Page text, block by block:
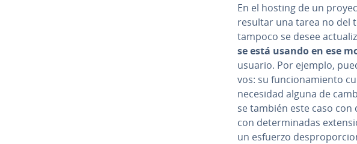
En el hosting de un
resultar una tarea no del
tampoco se desee
se está usando en ese
usuario. Por ejemplo,
vos: su fu­n­cio­na­mie­n­to
necesidad alguna de
se también este caso
con de­te­r­mi­na­das
un esfuerzo